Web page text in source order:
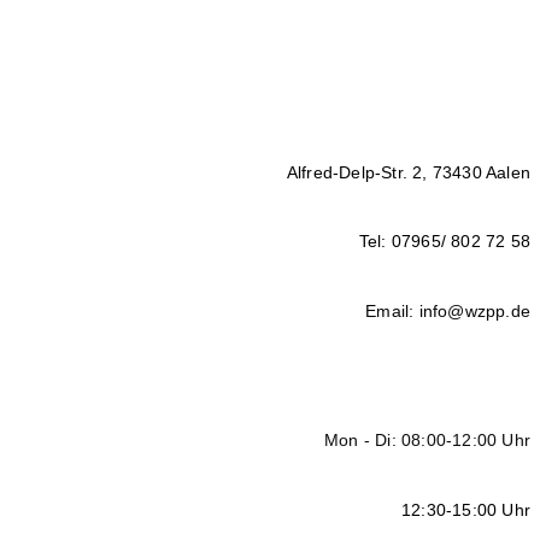
Alfred-Delp-Str. 2, 73430 Aalen
Tel: 07965/ 802 72 58
Email: info@wzpp.de
Mon - Di: 08:00-12:00 Uhr
12:30-15:00 Uhr